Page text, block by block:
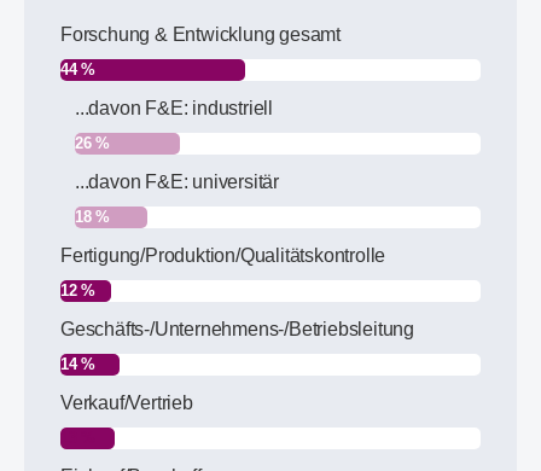
Forschung & Entwicklung gesamt
44 %
...davon F&E: industriell
26 %
...davon F&E: universitär
18 %
Fertigung/Produktion/Qualitätskontrolle
12 %
Geschäfts-/Unternehmens-/Betriebsleitung
14 %
Verkauf/Vertrieb
13 %